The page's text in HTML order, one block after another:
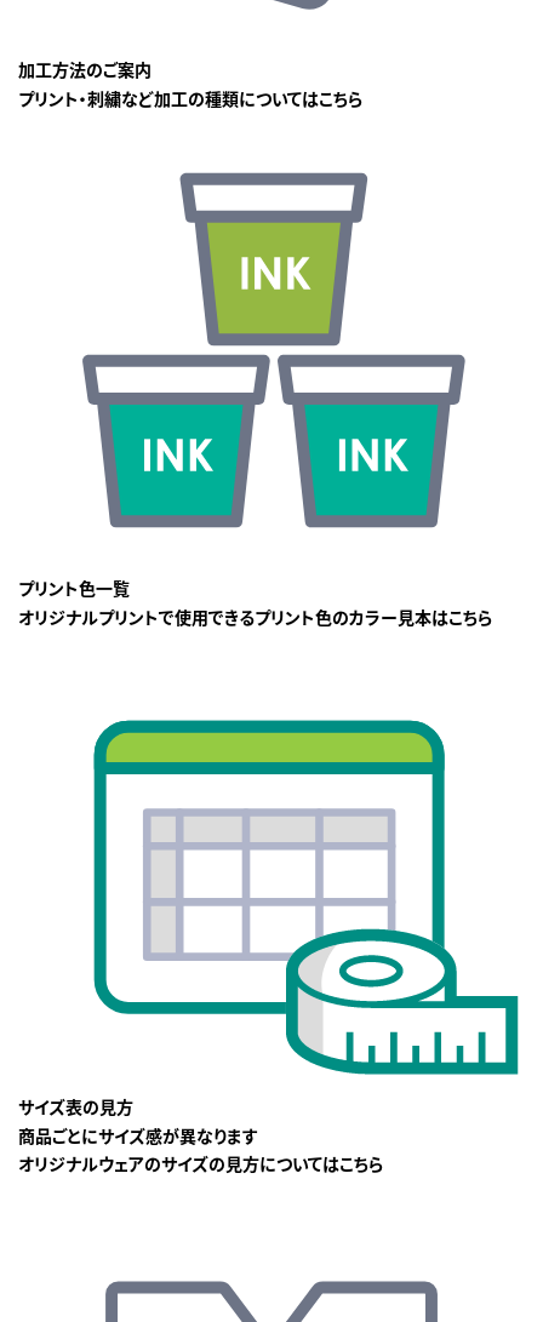
加工方法のご案内
プリント・刺繍など加工の種類についてはこちら
プリント色一覧
オリジナルプリントで使用できるプリント色のカラー見本はこちら
サイズ表の見方
商品ごとにサイズ感が異なります
オリジナルウェアのサイズの見方についてはこちら